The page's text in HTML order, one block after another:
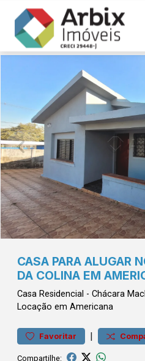
CASA PARA ALUGAR
DA COLINA EM
Casa Residencial - Chácara
Locação em Americana
Favoritar |
Compartilhe: